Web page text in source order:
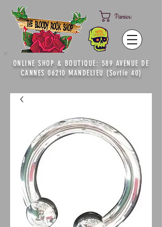
Panier:
ONLINE SHOP & BOUTIQUE: 589 AVENUE DE
CANNES 06210 MANDELIEU (Sortie 40)